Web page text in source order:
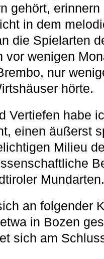
gehört,
in dem
die Spielarten
vor wenigen
nur
hörte.
Vertiefen habe
einen äußerst
Milieu
Mundarten.
an folgender
in Bozen
sich am